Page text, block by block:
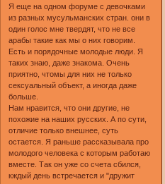
Я еще на одном форуме с девочками
из разных мусульманских стран. они в
один голос мне твердят, что не все
арабы такие как мы о них говорим.
Есть и порядочные молодые люди. Я
таких знаю, даже знакома. Очень
приятно, чтомы для них не только
сексуальный объект, а иногда даже
больше.
Нам нравится, что они другие, не
похожие на наших русских. А по сути,
отличие только внешнее, суть
остается. Я раньше рассказывала про
молодого человека с которым работаю
вместе. Так он уже со счета сбился,
кждый день встречается и "дружит